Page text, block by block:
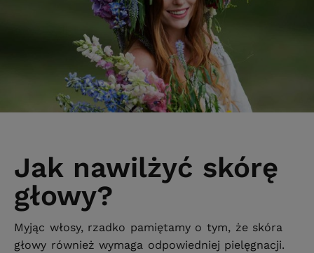
Jak nawilżyć skórę
głowy?
Myjąc włosy, rzadko pamiętamy o tym, że skóra
głowy również wymaga odpowiedniej pielęgnacji.